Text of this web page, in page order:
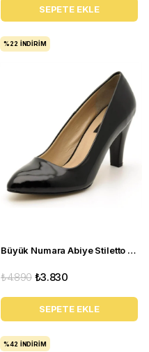
SEPETE EKLE
Büyük Numara Abiye Stiletto 1071 Siyah Rugan
₺3.830
₺4.890
SEPETE EKLE
%22 İNDIRIM
%42 İNDIRIM